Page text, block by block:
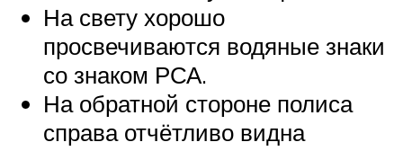
На свету хорошо
просвечиваются водяные знаки
со знаком РСА.
На обратной стороне полиса
справа отчётливо видна